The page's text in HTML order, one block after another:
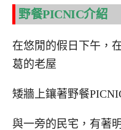
野餐PICNIC介紹
在悠閒的假日下午，
葛的老屋
矮牆上鑲著野餐
與一旁的民宅，有著